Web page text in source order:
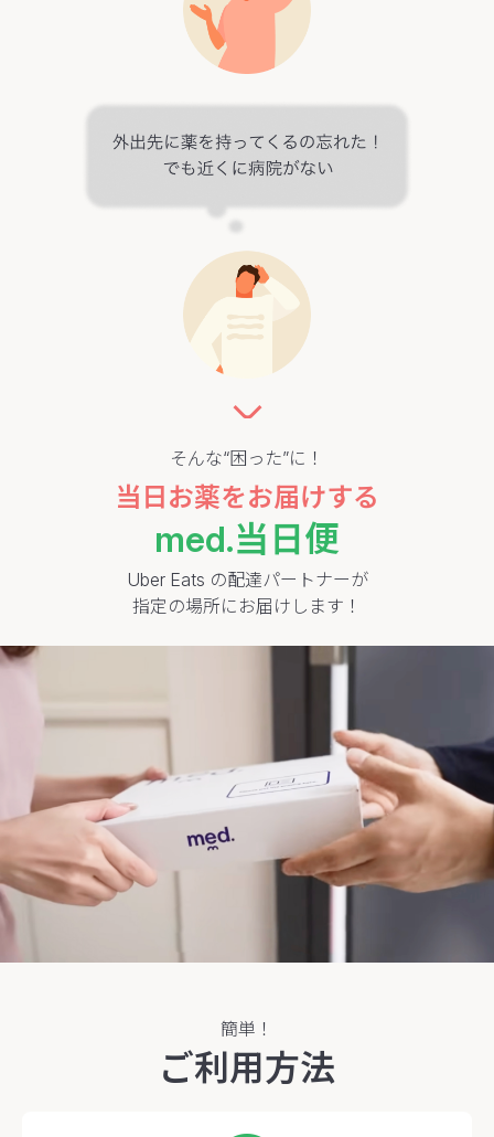
そんな“困った”に！
当日お薬をお届けする
med.当日便
Uber Eats の配達パートナーが
指定の場所にお届けします！
簡単！
ご利用方法